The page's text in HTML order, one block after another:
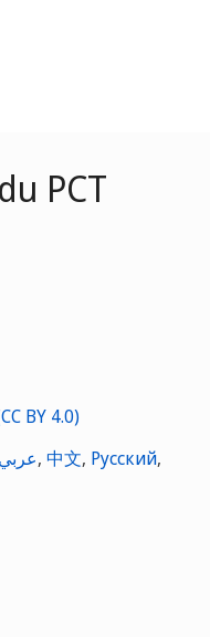
PCT
عربي, 中文, Русский,